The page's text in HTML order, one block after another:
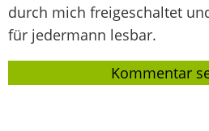
durch mich freigeschaltet
für jedermann lesbar.